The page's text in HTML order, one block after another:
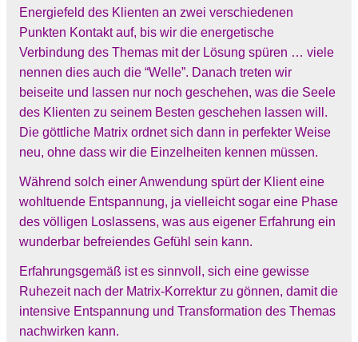
Energiefeld des Klienten an zwei verschiedenen
Punkten Kontakt auf, bis wir die energetische
Verbindung des Themas mit der Lösung spüren … viele
nennen dies auch die “Welle”. Danach treten wir
beiseite und lassen nur noch geschehen, was die Seele
des Klienten zu seinem Besten geschehen lassen will.
Die göttliche Matrix ordnet sich dann in perfekter Weise
neu, ohne dass wir die Einzelheiten kennen müssen.
Während solch einer Anwendung spürt der Klient eine
wohltuende Entspannung, ja vielleicht sogar eine Phase
des völligen Loslassens, was aus eigener Erfahrung ein
wunderbar befreiendes Gefühl sein kann.
Erfahrungsgemäß ist es sinnvoll, sich eine gewisse
Ruhezeit nach der Matrix-Korrektur zu gönnen, damit die
intensive Entspannung und Transformation des Themas
nachwirken kann.